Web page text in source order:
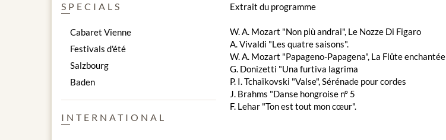
Extrait du programme
W. A. Mozart "Non più andrai", Le Nozze Di Figaro
A. Vivaldi "Les quatre saisons".
W. A. Mozart "Papageno-Papagena", La Flûte enchantée
G. Donizetti "Una furtiva lagrima
P. I. Tchaïkovski "Valse", Sérénade pour cordes
J. Brahms "Danse hongroise n° 5
F. Lehar "Ton est tout mon cœur".
SPECIALS
Cabaret Vienne
Festivals d'été
Salzbourg
Baden
INTERNATIONAL